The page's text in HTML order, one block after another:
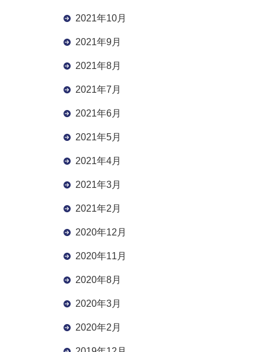
2021年10月
2021年9月
2021年8月
2021年7月
2021年6月
2021年5月
2021年4月
2021年3月
2021年2月
2020年12月
2020年11月
2020年8月
2020年3月
2020年2月